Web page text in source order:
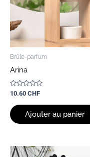
Brûle-parfum
Arina
Note
sur
5
10.60 CHF
Ajouter au panier